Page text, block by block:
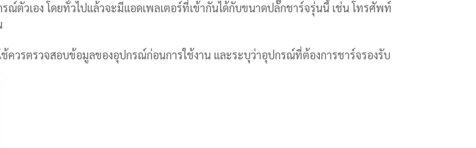
วเอง โดยทั่วไปแล้วจะมีแอดเพลเตอร์ที่เข้ากันได้กับขนาดปลั๊กชาร์จรุ่นนี้ เช่น โทรศัพท์
ควรตรวจสอบข้อมูลของอุปกรณ์ก่อนการใช้งาน และระบุว่าอุปกรณ์ที่ต้องการชาร์จรองรับ